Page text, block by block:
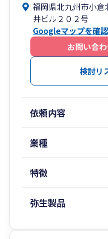
な権利と財産を徹底し
また、クラウド会計の
に合わせた経営効率化
「相談してよかった」
迅速かつ丁寧な対応で
を全力でバックアップ
るパートナーです。
福岡県北九州市小
井ビル２０２号
Googleマップを確認
お問い合
検討リ
依頼内容
業種
特徴
弥生製品